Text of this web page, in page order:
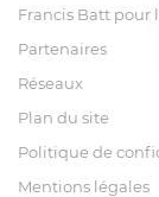
Francis Batt pour
Partenaires
Réseaux
Plan du site
Politique de
Mentions légales